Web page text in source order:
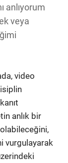
anlıyorum
veya
video
anlık bir
olabileceğini,
vurgulayarak